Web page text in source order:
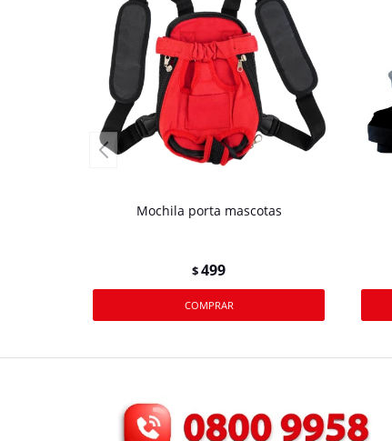
Mochila porta mascotas
$499